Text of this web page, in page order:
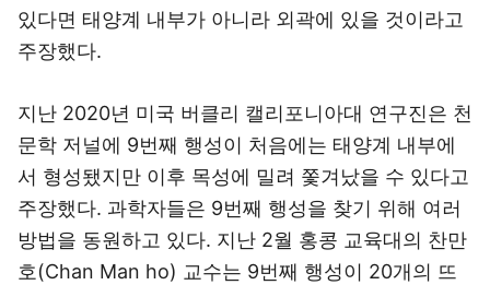
있다면 태양계 내부가 아니라 외곽에 있을 것이라고
주장했다.
지난 2020년 미국 버클리 캘리포니아대 연구진은 천
문학 저널에 9번째 행성이 처음에는 태양계 내부에
서 형성됐지만 이후 목성에 밀려 쫓겨났을 수 있다고
주장했다. 과학자들은 9번째 행성을 찾기 위해 여러
방법을 동원하고 있다. 지난 2월 홍콩 교육대의 찬만
호(Chan Man ho) 교수는 9번째 행성이 20개의 뜨